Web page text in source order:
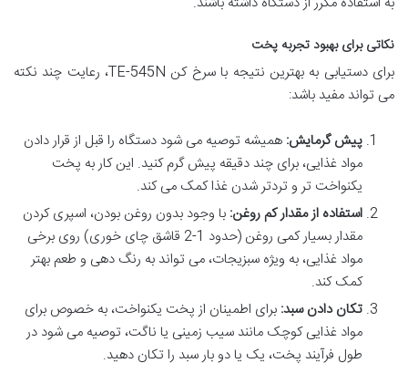
نکاتی برای بهبود تجربه پخت
برای دستیابی به بهترین نتیجه با سرخ کن TE-545N، رعایت چند نکته
می تواند مفید باشد:
پیش گرمایش: همیشه توصیه می شود دستگاه را قبل از قرار دادن
مواد غذایی، برای چند دقیقه پیش گرم کنید. این کار به پخت
یکنواخت تر و تردتر شدن غذا کمک می کند.
استفاده از مقدار کم روغن: با وجود بدون روغن بودن، اسپری کردن
مقدار بسیار کمی روغن (حدود 1-2 قاشق چای خوری) روی برخی
مواد غذایی، به ویژه سبزیجات، می تواند به رنگ دهی و طعم بهتر
کمک کند.
تکان دادن سبد: برای اطمینان از پخت یکنواخت، به خصوص برای
مواد غذایی کوچک مانند سیب زمینی یا ناگت، توصیه می شود در
طول فرآیند پخت، یک یا دو بار سبد را تکان دهید.